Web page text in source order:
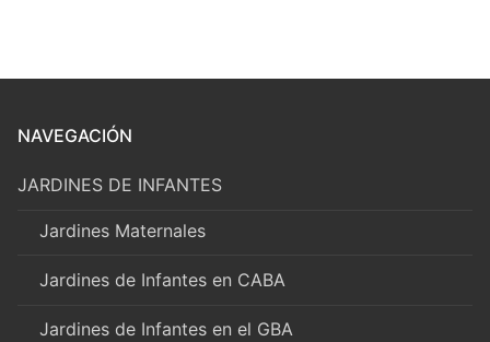
NAVEGACIÓN
JARDINES DE INFANTES
Jardines Maternales
Jardines de Infantes en CABA
Jardines de Infantes en el GBA